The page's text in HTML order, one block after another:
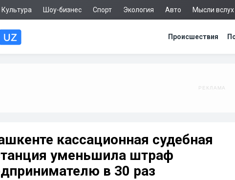
Культура Шоу-бизнес Спорт Экология Авто Мысли вслух
Происшествия
кассационная судебная
уменьшила штраф
в 30 раз